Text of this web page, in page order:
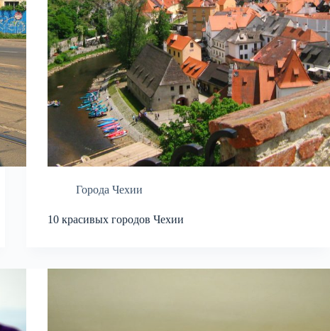
Города Чехии
10 красивых городов Чехии